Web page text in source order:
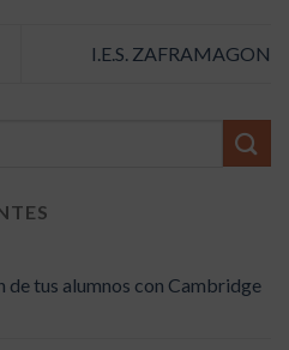
I.E.S. ZAFRAMAGON
de tus alumnos con Cambridge